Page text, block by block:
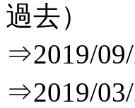
過去）
⇒2019/
⇒2019/